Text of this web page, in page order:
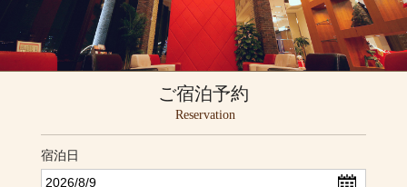
ご宿泊予約
Reservation
宿泊日